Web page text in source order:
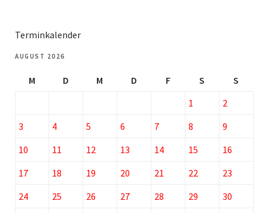
Terminkalender
AUGUST 2026
M D M D F S
S
1
2
3
4 5 6 7 8
9
10
11 12 13 14 15
16
17
18 19 20 21 22
23
24
25 26 27 28 29
30